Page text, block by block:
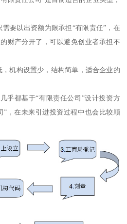
要以出资额为限承担“有限责任”，在
财产分开了，可以避免创业者承担不
机构设置少，结构简单，适合企业的
乎都基于“有限责任公司”设计投资方
”，在未来引进投资过程中也会比较顺